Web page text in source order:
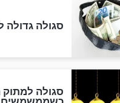
לכל המאמרים
אחרית הימים